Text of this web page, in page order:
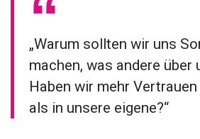
„Warum sollten wir uns
machen, was andere über
Haben wir mehr
als in unsere eigene?“